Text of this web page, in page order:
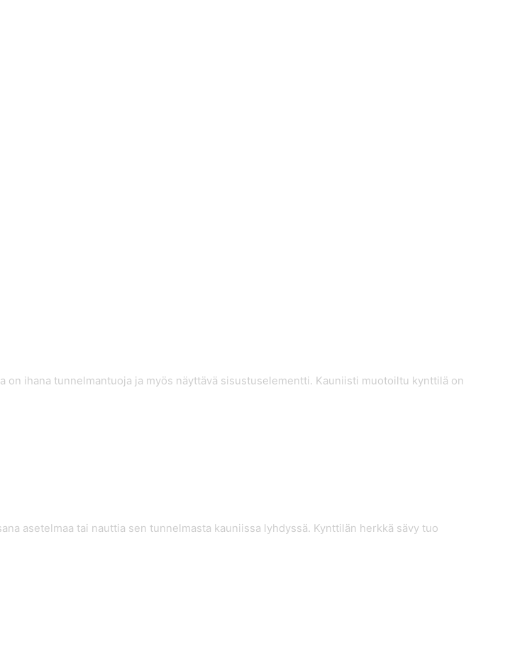
on ihana tunnelmantuoja ja myös näyttävä sisustuselementti. Kauniisti muotoiltu kynttilä on
asetelmaa tai nauttia sen tunnelmasta kauniissa lyhdyssä. Kynttilän herkkä sävy tuo